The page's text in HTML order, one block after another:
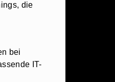
die
bei
IT-